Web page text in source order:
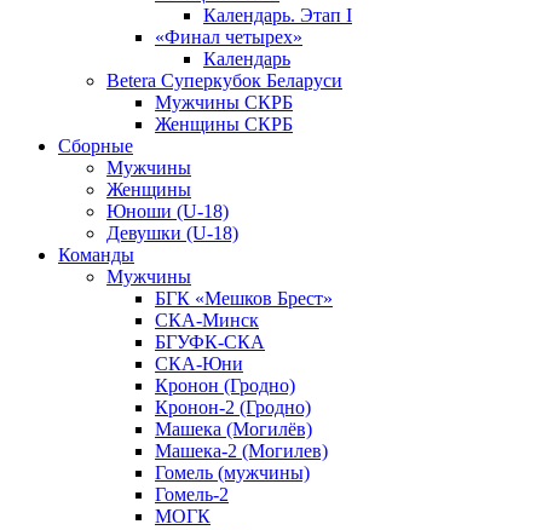
Календарь. Этап I
«Финал четырех»
Календарь
Betera Суперкубок Беларуси
Мужчины СКРБ
Женщины СКРБ
Сборные
Мужчины
Женщины
Юноши (U-18)
Девушки (U-18)
Команды
Мужчины
БГК «Мешков Брест»
СКА-Минск
БГУФК-СКА
СКА-Юни
Кронон (Гродно)
Кронон-2 (Гродно)
Машека (Могилёв)
Машека-2 (Могилев)
Гомель (мужчины)
Гомель-2
МОГК